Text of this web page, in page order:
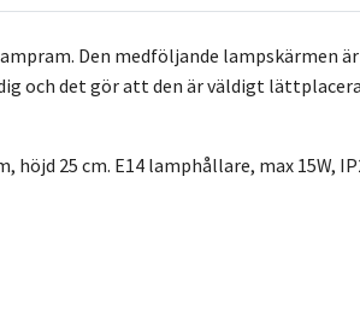
Den medföljande lampskärmen
och det gör att den är väldigt
25 cm. E14 lamphållare, max 15W,